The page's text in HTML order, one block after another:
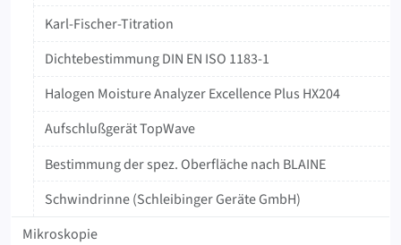
Karl-Fischer-Titration
Dichtebestimmung DIN EN ISO 1183-1
Halogen Moisture Analyzer Excellence Plus HX204
Aufschlußgerät TopWave
Bestimmung der spez. Oberfläche nach BLAINE
Schwindrinne (Schleibinger Geräte GmbH)
Mikroskopie